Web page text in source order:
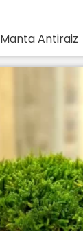
Manta Antiraiz